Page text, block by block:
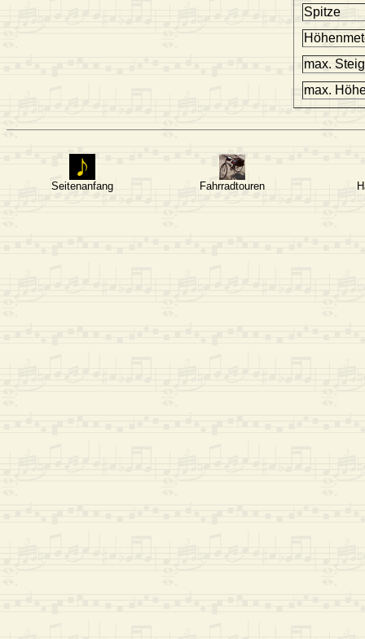
Spitze
max.
max.
Seitenanfang Fahrradtouren